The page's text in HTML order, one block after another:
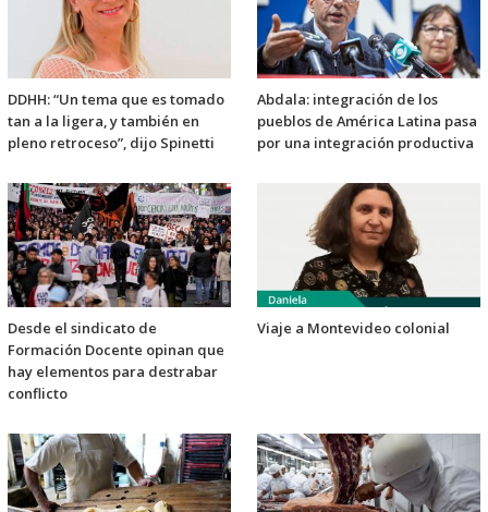
DDHH: “Un tema que es tomado
tan a la ligera, y también en
pleno retroceso”, dijo Spinetti
Abdala: integración de los
pueblos de América Latina pasa
por una integración productiva
Desde el sindicato de
Formación Docente opinan que
hay elementos para destrabar
conflicto
Viaje a Montevideo colonial